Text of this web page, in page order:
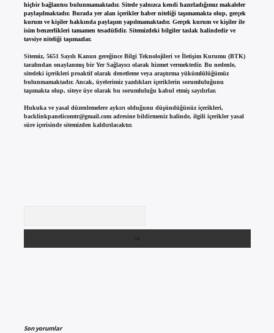
hiçbir bağlantısı bulunmamaktadır. Sitede yalnızca kendi hazırladığımız makaleler
paylaşılmaktadır. Burada yer alan içerikler haber niteliği taşımamakta olup, gerçek
kurum ve kişiler hakkında paylaşım yapılmamaktadır. Gerçek kurum ve kişiler ile
isim benzerlikleri tamamen tesadüfidir. Sitemizdeki bilgiler taslak halindedir ve
tavsiye niteliği taşımazlar.
Sitemiz, 5651 Sayılı Kanun gereğince Bilgi Teknolojileri ve İletişim Kurumu (BTK)
tarafından onaylanmış bir Yer Sağlayıcı olarak hizmet vermektedir. Bu nedenle,
sitedeki içerikleri proaktif olarak denetleme veya araştırma yükümlülüğümüz
bulunmamaktadır. Ancak, üyelerimiz yazdıkları içeriklerin sorumluluğunu
taşımakta olup, siteye üye olarak bu sorumluluğu kabul etmiş sayılırlar.
Hukuka ve yasal düzenlemelere aykırı olduğunu düşündüğünüz içerikleri,
backlinkpanelicomtr@gmail.comadresine bildirmeniz halinde, ilgili içerikler yasal
süre içerisinde sitemizden kaldırılacaktır.
Son yorumlar